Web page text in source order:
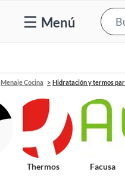
Menú
Menaje Cocina Hidratación y termos
Thermos Facusa